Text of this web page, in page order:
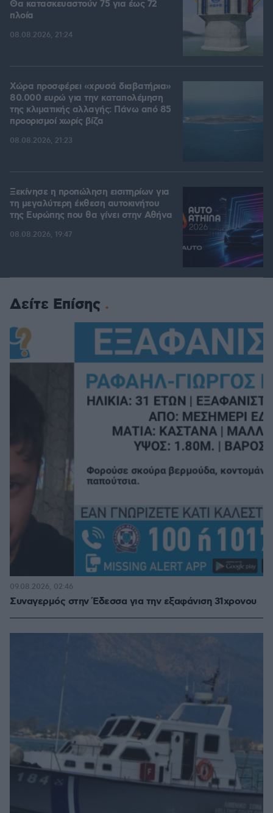
Θα κατασκευαστούν 75 για έως 72
πλοία
08.08.2026, 21:24
Χώρα προσφέρει «χρυσά διαβατήρια»
80.000 ευρώ για την καταπολέμηση
της κλιματικής αλλαγής: Πάνω από 85
προορισμοί χωρίς βίζα
08.08.2026, 21:23
Ξεκίνησε η προπώληση εισιτηρίων για
τη μεγαλύτερη έκθεση αυτοκινήτου
της Ευρώπης που θα γίνει στην Αθήνα
08.08.2026, 19:47
Δείτε Επίσης
Συναγερμός στην Έδεσσα για την εξαφάνιση 31χρονου
09.08.2026, 02:46